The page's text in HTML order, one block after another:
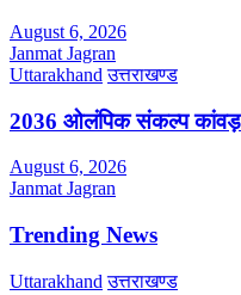
August 6, 2026
Janmat Jagran
Uttarakhand उत्तराखण्ड
2036 ओलंपिक संकल्प कांवड़
August 6, 2026
Janmat Jagran
Trending News
Uttarakhand उत्तराखण्ड